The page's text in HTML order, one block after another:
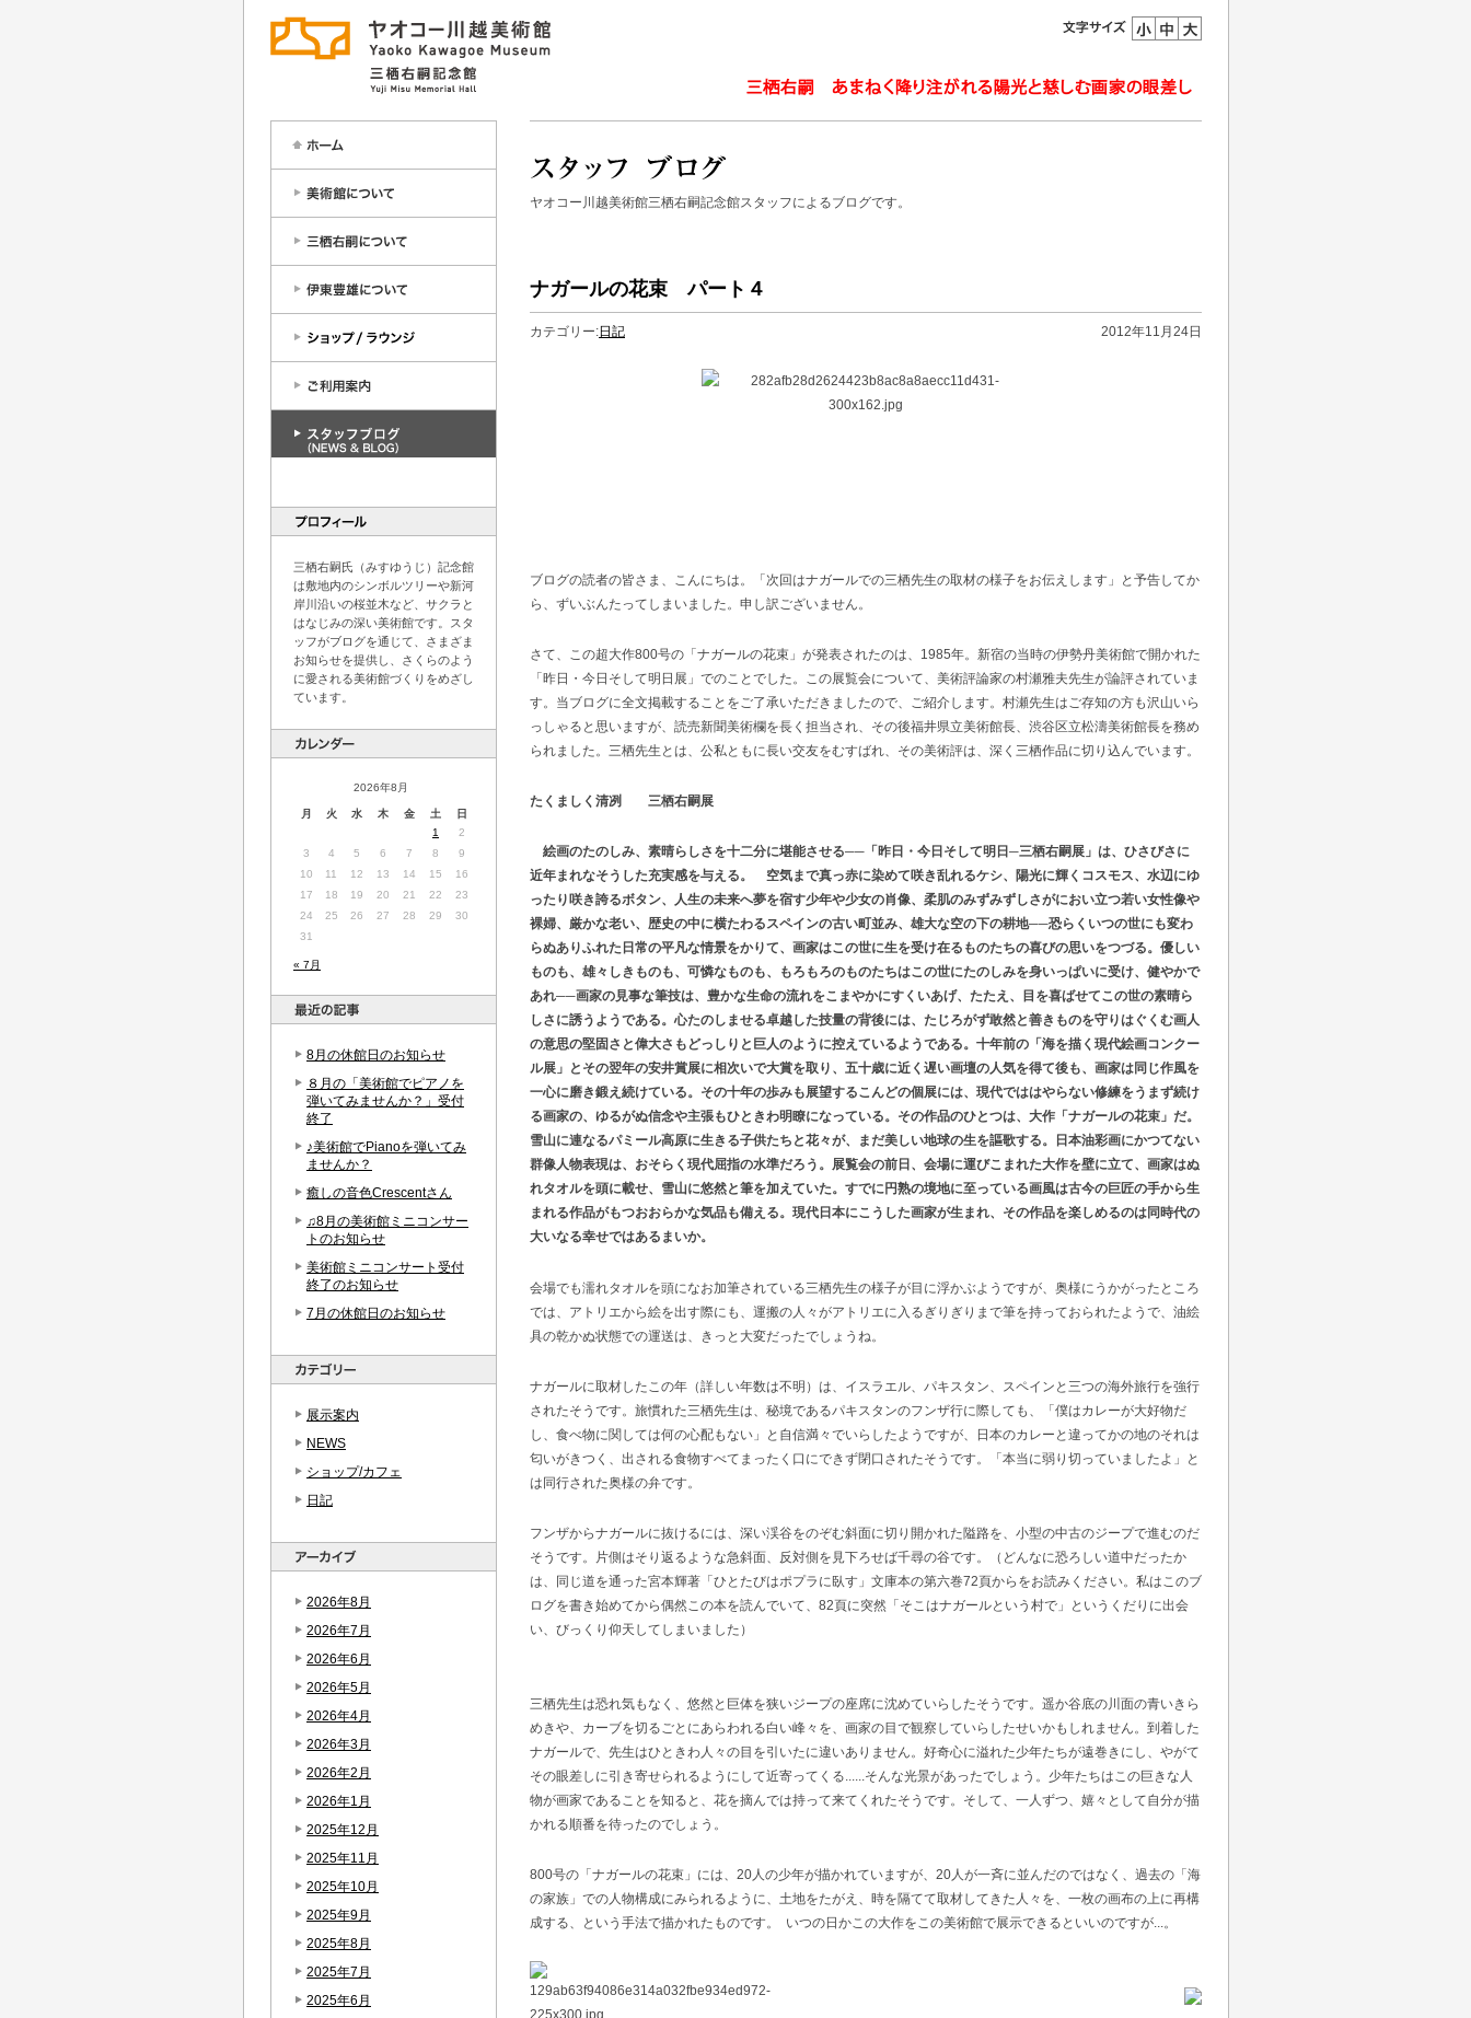
三栖右嗣氏（みすゆうじ）記念館
は敷地内のシンボルツリーや新河
岸川沿いの桜並木など、サクラと
はなじみの深い美術館です。スタ
ッフがブログを通じて、さまざま
お知らせを提供し、さくらのよう
に愛される美術館づくりをめざし
ています。
2026年8月
月 火 水 木 金 土 日
« 7月
1
2
3
4 5 6 7 8
9
10
11 12 13 14 15
16
17
18 19 20 21 22
23
24
25 26 27 28 29
30
31
8月の休館日のお知らせ
８月の「美術館でピアノを
弾いてみませんか？」受付
終了
♪美術館でPianoを弾いてみ
ませんか？
癒しの音色Crescentさん
♫8月の美術館ミニコンサー
トのお知らせ
美術館ミニコンサート受付
終了のお知らせ
7月の休館日のお知らせ
展示案内
NEWS
ショップ/カフェ
日記
2026年8月
2026年7月
2026年6月
2026年5月
2026年4月
2026年3月
2026年2月
2026年1月
2025年12月
2025年11月
2025年10月
2025年9月
2025年8月
2025年7月
2025年6月
ヤオコー川越美術館三栖右嗣記念館スタッフによるブログです。
ナガールの花束 パート４
カテゴリー:日記 2012年11月24日
ブログの読者の皆さま、こんにちは。「次回はナガールでの三栖先生の取材の様子をお伝えします」と予告してか
ら、ずいぶんたってしまいました。申し訳ございません。
さて、この超大作800号の「ナガールの花束」が発表されたのは、1985年。新宿の当時の伊勢丹美術館で開かれた
「昨日・今日そして明日展」でのことでした。この展覧会について、美術評論家の村瀬雅夫先生が論評されていま
す。当ブログに全文掲載することをご了承いただきましたので、ご紹介します。村瀬先生はご存知の方も沢山いら
っしゃると思いますが、読売新聞美術欄を長く担当され、その後福井県立美術館長、渋谷区立松濤美術館長を務め
られました。三栖先生とは、公私ともに長い交友をむすばれ、その美術評は、深く三栖作品に切り込んでいます。
たくましく清冽 三栖右嗣展
絵画のたのしみ、素晴らしさを十二分に堪能させる──「昨日・今日そして明日─三栖右嗣展」は、ひさびさに
近年まれなそうした充実感を与える。 空気まで真っ赤に染めて咲き乱れるケシ、陽光に輝くコスモス、水辺にゆ
ったり咲き誇るボタン、人生の未来へ夢を宿す少年や少女の肖像、柔肌のみずみずしさがにおい立つ若い女性像や
裸婦、厳かな老い、歴史の中に横たわるスペインの古い町並み、雄大な空の下の耕地──恐らくいつの世にも変わ
らぬありふれた日常の平凡な情景をかりて、画家はこの世に生を受け在るものたちの喜びの思いをつづる。優しい
ものも、雄々しきものも、可憐なものも、もろもろのものたちはこの世にたのしみを身いっぱいに受け、健やかで
あれ──画家の見事な筆技は、豊かな生命の流れをこまやかにすくいあげ、たたえ、目を喜ばせてこの世の素晴ら
しさに誘うようである。心たのしませる卓越した技量の背後には、たじろがず敢然と善きものを守りはぐくむ画人
の意思の堅固さと偉大さもどっしりと巨人のように控えているようである。十年前の「海を描く現代絵画コンクー
ル展」とその翌年の安井賞展に相次いで大賞を取り、五十歳に近く遅い画壇の人気を得て後も、画家は同じ作風を
一心に磨き鍛え続けている。その十年の歩みも展望するこんどの個展には、現代でははやらない修練をうまず続け
る画家の、ゆるがぬ信念や主張もひときわ明瞭になっている。その作品のひとつは、大作「ナガールの花束」だ。
雪山に連なるパミール高原に生きる子供たちと花々が、まだ美しい地球の生を謳歌する。日本油彩画にかつてない
群像人物表現は、おそらく現代屈指の水準だろう。展覧会の前日、会場に運びこまれた大作を壁に立て、画家はぬ
れタオルを頭に載せ、雪山に悠然と筆を加えていた。すでに円熟の境地に至っている画風は古今の巨匠の手から生
まれる作品がもつおおらかな気品も備える。現代日本にこうした画家が生まれ、その作品を楽しめるのは同時代の
大いなる幸せではあるまいか。
会場でも濡れタオルを頭になお加筆されている三栖先生の様子が目に浮かぶようですが、奥様にうかがったところ
では、アトリエから絵を出す際にも、運搬の人々がアトリエに入るぎりぎりまで筆を持っておられたようで、油絵
具の乾かぬ状態での運送は、きっと大変だったでしょうね。
ナガールに取材したこの年（詳しい年数は不明）は、イスラエル、パキスタン、スペインと三つの海外旅行を強行
されたそうです。旅慣れた三栖先生は、秘境であるパキスタンのフンザ行に際しても、「僕はカレーが大好物だ
し、食べ物に関しては何の心配もない」と自信満々でいらしたようですが、日本のカレーと違ってかの地のそれは
匂いがきつく、出される食物すべてまったく口にできず閉口されたそうです。「本当に弱り切っていましたよ」と
は同行された奥様の弁です。
フンザからナガールに抜けるには、深い渓谷をのぞむ斜面に切り開かれた隘路を、小型の中古のジープで進むのだ
そうです。片側はそり返るような急斜面、反対側を見下ろせば千尋の谷です。（どんなに恐ろしい道中だったか
は、同じ道を通った宮本輝著「ひとたびはポプラに臥す」文庫本の第六巻72頁からをお読みください。私はこのブ
ログを書き始めてから偶然この本を読んでいて、82頁に突然「そこはナガールという村で」というくだりに出会
い、びっくり仰天してしまいました）
三栖先生は恐れ気もなく、悠然と巨体を狭いジープの座席に沈めていらしたそうです。遥か谷底の川面の青いきら
めきや、カーブを切るごとにあらわれる白い峰々を、画家の目で観察していらしたせいかもしれません。到着した
ナガールで、先生はひときわ人々の目を引いたに違いありません。好奇心に溢れた少年たちが遠巻きにし、やがて
その眼差しに引き寄せられるようにして近寄ってくる......そんな光景があったでしょう。少年たちはこの巨きな人
物が画家であることを知ると、花を摘んでは持って来てくれたそうです。そして、一人ずつ、嬉々として自分が描
かれる順番を待ったのでしょう。
800号の「ナガールの花束」には、20人の少年が描かれていますが、20人が一斉に並んだのではなく、過去の「海
の家族」での人物構成にみられるように、土地をたがえ、時を隔てて取材してきた人々を、一枚の画布の上に再構
成する、という手法で描かれたものです。 いつの日かこの大作をこの美術館で展示できるといいのですが...。